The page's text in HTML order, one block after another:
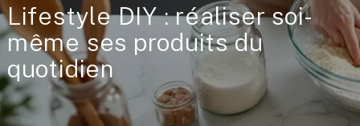
Lifestyle DIY : réaliser soi-
même ses produits du
quotidien